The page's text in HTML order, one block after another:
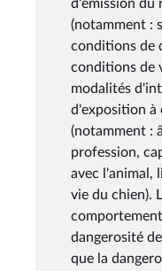
d'émission du
(notamment :
conditions de
conditions de
modalités
d'exposition à
(notamment :
profession,
avec l'animal,
vie du chien).
dangerosité
que la